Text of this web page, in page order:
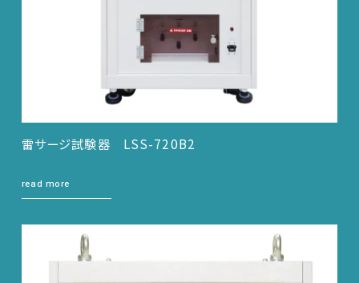
雷サージ試験器 LSS-720B2
read more